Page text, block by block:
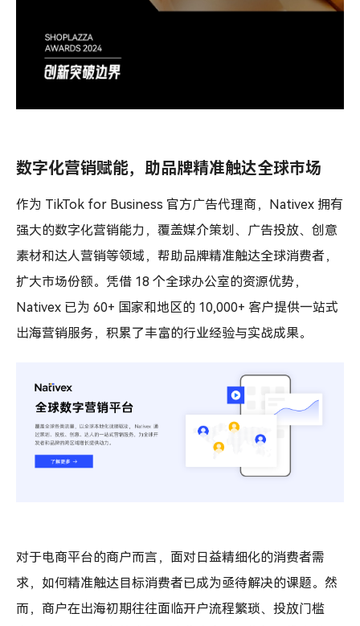
数字化营销赋能，助品牌精准触达全球市场
作为 TikTok for Business 官方广告代理商，Nativex 拥有
强大的数字化营销能力，覆盖媒介策划、广告投放、创意
素材和达人营销等领域，帮助品牌精准触达全球消费者，
扩大市场份额。凭借 18 个全球办公室的资源优势，
Nativex 已为 60+ 国家和地区的 10,000+ 客户提供一站式
出海营销服务，积累了丰富的行业经验与实战成果。
对于电商平台的商户而言，面对日益精细化的消费者需
求，如何精准触达目标消费者已成为亟待解决的课题。然
而，商户在出海初期往往面临开户流程繁琐、投放门槛